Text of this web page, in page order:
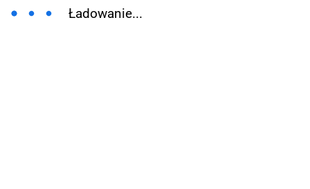
Ładowanie...